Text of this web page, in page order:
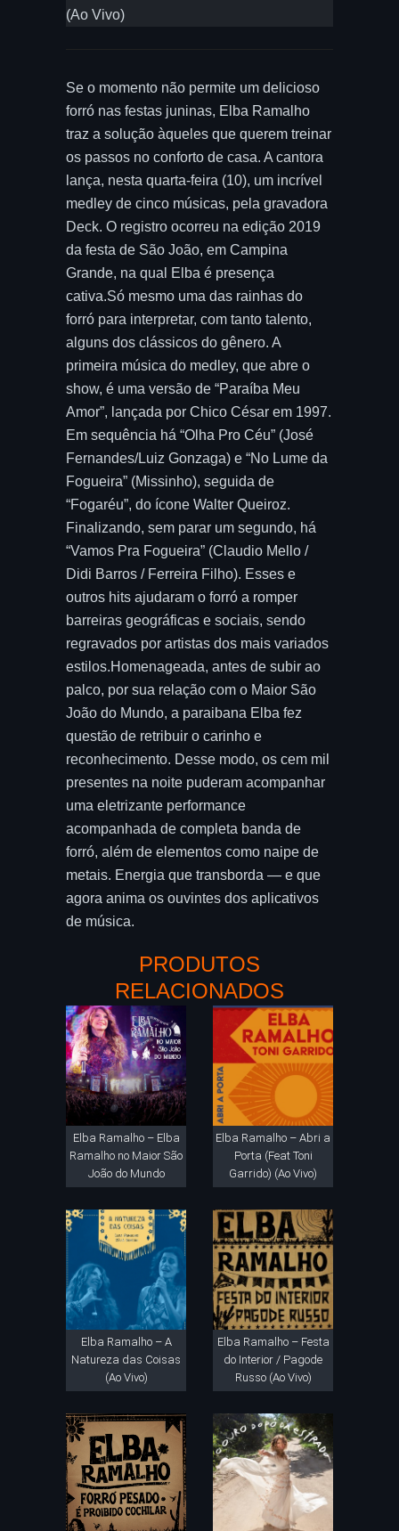
(Ao Vivo)
Se o momento não permite um delicioso
forró nas festas juninas, Elba Ramalho
traz a solução àqueles que querem treinar
os passos no conforto de casa. A cantora
lança, nesta quarta-feira (10), um incrível
medley de cinco músicas, pela gravadora
Deck. O registro ocorreu na edição 2019
da festa de São João, em Campina
Grande, na qual Elba é presença
cativa.Só mesmo uma das rainhas do
forró para interpretar, com tanto talento,
alguns dos clássicos do gênero. A
primeira música do medley, que abre o
show, é uma versão de “Paraíba Meu
Amor”, lançada por Chico César em 1997.
Em sequência há “Olha Pro Céu” (José
Fernandes/Luiz Gonzaga) e “No Lume da
Fogueira” (Missinho), seguida de
“Fogaréu”, do ícone Walter Queiroz.
Finalizando, sem parar um segundo, há
“Vamos Pra Fogueira” (Claudio Mello /
Didi Barros / Ferreira Filho). Esses e
outros hits ajudaram o forró a romper
barreiras geográficas e sociais, sendo
regravados por artistas dos mais variados
estilos.Homenageada, antes de subir ao
palco, por sua relação com o Maior São
João do Mundo, a paraibana Elba fez
questão de retribuir o carinho e
reconhecimento. Desse modo, os cem mil
presentes na noite puderam acompanhar
uma eletrizante performance
acompanhada de completa banda de
forró, além de elementos como naipe de
metais. Energia que transborda — e que
agora anima os ouvintes dos aplicativos
de música.
PRODUTOS
RELACIONADOS
Elba Ramalho – Elba
Ramalho no Maior São
João do Mundo
Elba Ramalho – Abri a
Porta (Feat Toni
Garrido) (Ao Vivo)
Elba Ramalho – A
Natureza das Coisas
(Ao Vivo)
Elba Ramalho – Festa
do Interior / Pagode
Russo (Ao Vivo)